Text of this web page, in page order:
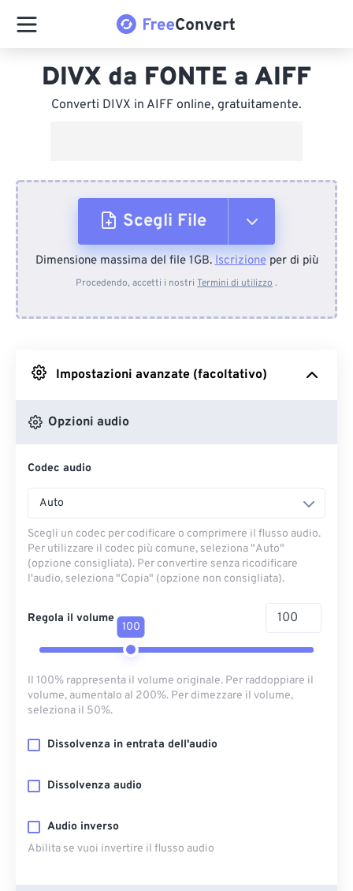
DIVX da FONTE a AIFF
Converti DIVX in AIFF online, gratuitamente.
Scegli File
Dal dispositivo
Da Google Drive
Dimensione massima del file 1GB.Iscrizioneper di più
Procedendo, accetti i nostri Termini di utilizzo .
Impostazioni avanzate (facoltativo)
Opzioni audio
Codec audio
Auto
Scegli un codec per codificare o comprimere il flusso audio.
Per utilizzare il codec più comune, seleziona "Auto"
(opzione consigliata). Per convertire senza ricodificare
l'audio, seleziona "Copia" (opzione non consigliata).
Regola il volume
100
Il 100% rappresenta il volume originale. Per raddoppiare il
volume, aumentalo al 200%. Per dimezzare il volume,
seleziona il 50%.
Dissolvenza in entrata dell'audio
Dissolvenza audio
Audio inverso
Abilita se vuoi invertire il flusso audio